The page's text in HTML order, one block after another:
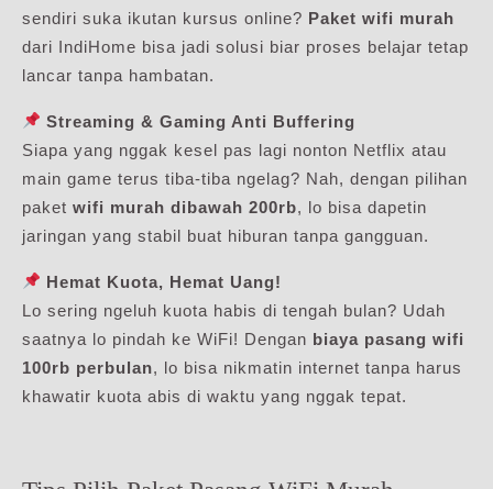
sendiri suka ikutan kursus online? Paket wifi murah
dari IndiHome bisa jadi solusi biar proses belajar tetap
lancar tanpa hambatan.
Streaming & Gaming Anti Buffering
Siapa yang nggak kesel pas lagi nonton Netflix atau
main game terus tiba-tiba ngelag? Nah, dengan pilihan
paket wifi murah dibawah 200rb, lo bisa dapetin
jaringan yang stabil buat hiburan tanpa gangguan.
Hemat Kuota, Hemat Uang!
Lo sering ngeluh kuota habis di tengah bulan? Udah
saatnya lo pindah ke WiFi! Dengan biaya pasang wifi
100rb perbulan, lo bisa nikmatin internet tanpa harus
khawatir kuota abis di waktu yang nggak tepat.